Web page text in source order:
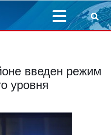
введен режим
уровня